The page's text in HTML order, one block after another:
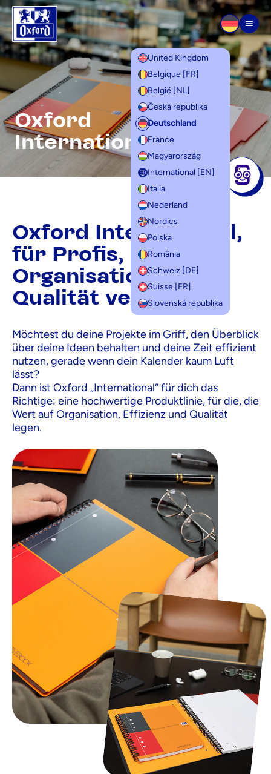
Zum Inhalt springen
United Kingdom
Belgique [FR]
België [NL]
Česká republika
Deutschland
France
Magyarország
International [EN]
Italia
Nederland
Nordics
Polska
România
Schweiz [DE]
Suisse [FR]
Slovenská republika
Oxford
International
Oxford International,
für Profis, die
Organisation mit
Qualität verbinden
Möchtest du deine Projekte im Griff, den Überblick
über deine Ideen behalten und deine Zeit effizient
nutzen, gerade wenn dein Kalender kaum Luft
lässt?
Dann ist Oxford „International“ für dich das
Richtige: eine hochwertige Produktlinie, für die, die
Wert auf Organisation, Effizienz und Qualität
legen.